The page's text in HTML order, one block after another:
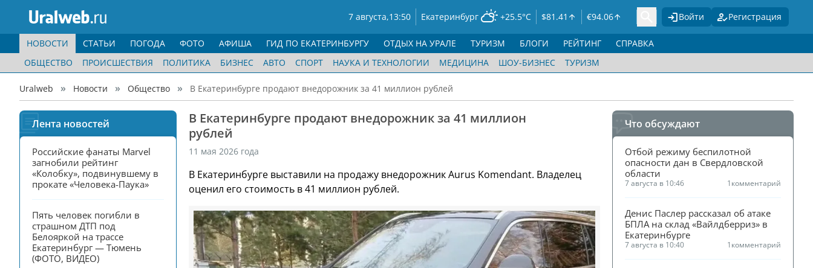
7 августа,13:50 Екатеринбург +25.5°C $81.41 €94.06 Войти Регистрация
НОВОСТИ
ОБЩЕСТВО
ПРОИСШЕСТВИЯ ПОЛИТИКА БИЗНЕС АВТО СПОРТ НАУКА И ТЕХНОЛОГИИ МЕДИЦИНА ШОУ-БИЗНЕС ТУРИЗМ
СТАТЬИ ПОГОДА ФОТО АФИША ГИД ПО ЕКАТЕРИНБУРГУ ОТДЫХ НА УРАЛЕ ТУРИЗМ БЛОГИ РЕЙТИНГ СПРАВКА
Uralweb Новости Общество В Екатеринбурге продают внедорожник за 41 миллион рублей
Лента новостей
Российские фанаты Marvel
загнобили рейтинг
«Колобку», подвинувшему в
прокате «Человека-Паука»
Пять человек погибли в
страшном ДТП под
Белояркой на трассе
Екатеринбург — Тюмень
(ФОТО, ВИДЕО)
В Екатеринбурге продают внедорожник за 41 миллион
рублей
11 мая 2026 года
В Екатеринбурге выставили на продажу внедорожник Aurus Komendant. Владелец
оценил его стоимость в 41 миллион рублей.
Что обсуждают
Отбой режиму беспилотной
опасности дан в Свердловской
области
7 августа в 10:46 1комментарий
Денис Паслер рассказал об атаке
БПЛА на склад «Вайлдберриз» в
Екатеринбурге
7 августа в 10:40 1комментарий